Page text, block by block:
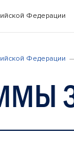
Федерации
Федерации